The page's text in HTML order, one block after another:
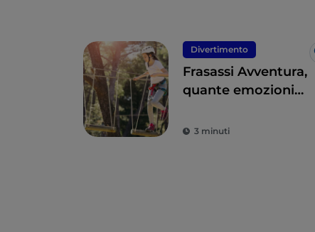
Divertimento
Frasassi Avventura,
quante emozioni
nel cuore delle
3 minuti